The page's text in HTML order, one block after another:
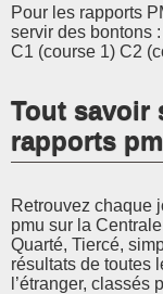
Pour les rapports
servir des bontons
C1 (course 1) C2
Tout savoir
rapports
Retrouvez chaque
pmu sur la
Quarté, Tiercé,
résultats de toutes
l’étranger, classés